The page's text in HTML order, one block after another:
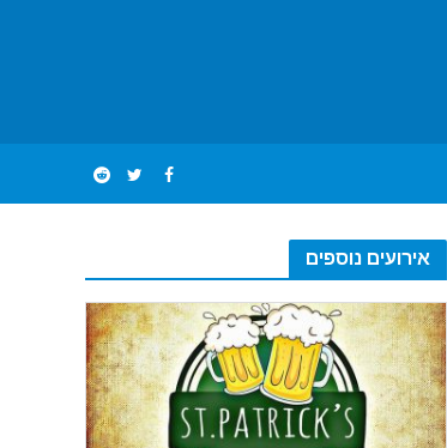
אירועים נוספים